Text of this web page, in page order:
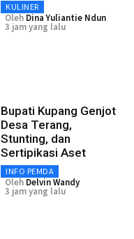
KULINER
Oleh Dina Yuliantie Ndun
3 jam yang lalu
Bupati Kupang Genjot
Desa Terang,
Stunting, dan
Sertipikasi Aset
INFO PEMDA
Oleh Delvin Wandy
3 jam yang lalu